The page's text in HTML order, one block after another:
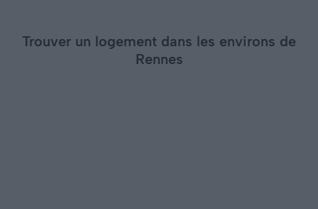
Trouver un logement dans les environs de
Rennes